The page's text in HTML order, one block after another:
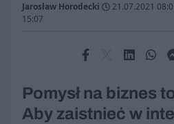
Jarosław Horodecki 21.07.2021
15:07
Pomysł na biznes
Aby zaistnieć w